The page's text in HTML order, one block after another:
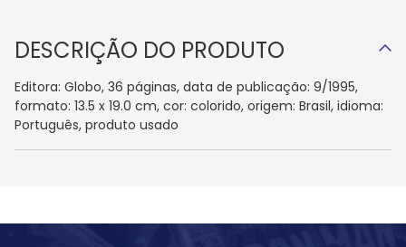
DESCRIÇÃO DO PRODUTO
Editora: Globo, 36 páginas, data de publicação: 9/1995,
formato: 13.5 x 19.0 cm, cor: colorido, origem: Brasil, idioma:
Português, produto usado